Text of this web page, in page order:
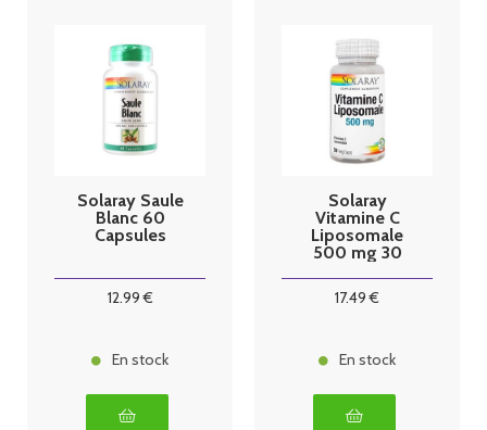
Solaray Saule
Blanc 60
Capsules
12.99€
En stock
Solaray
Vitamine C
Liposomale
500 mg 30
17.49 €
En stock